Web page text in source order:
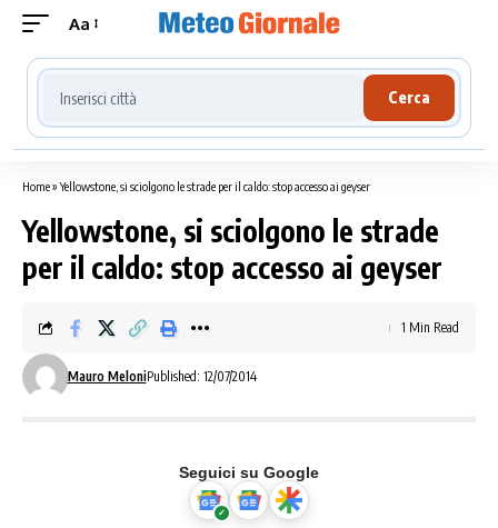
Aa
Cerca località meteo
Cerca
Home»Yellowstone, si sciolgono le strade per il caldo: stop accesso ai geyser
Yellowstone, si sciolgono le strade
per il caldo: stop accesso ai geyser
Mauro MeloniPublished: 12/07/2014
1 Min Read
Seguici su Google